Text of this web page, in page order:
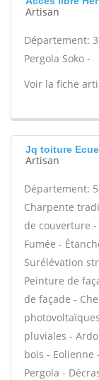
Artisan
Département:
Pergola Soko -
Voir la fiche
Jq toiture
Artisan
Département:
Charpente
de couverture
Fumée -
Surélévation
Peinture de
de façade -
pluviales -
bois -
Pergola -